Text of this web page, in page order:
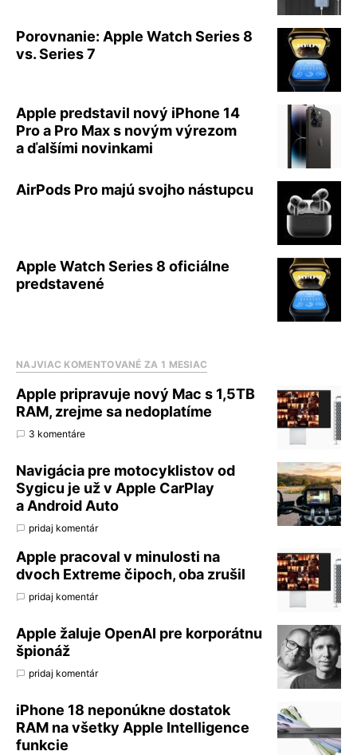
Porovnanie: Apple Watch Series 8
vs. Series 7
Apple predstavil nový iPhone 14
Pro a Pro Max s novým výrezom
a ďalšími novinkami
AirPods Pro majú svojho nástupcu
Apple Watch Series 8 oficiálne
predstavené
NAJVIAC KOMENTOVANÉ ZA 1 MESIAC
Apple pripravuje nový Mac s 1,5TB
RAM, zrejme sa nedoplatíme
3 komentáre
Navigácia pre motocyklistov od
Sygicu je už v Apple CarPlay
a Android Auto
pridaj komentár
Apple pracoval v minulosti na
dvoch Extreme čipoch, oba zrušil
pridaj komentár
Apple žaluje OpenAI pre korporátnu
špionáž
pridaj komentár
iPhone 18 neponúkne dostatok
RAM na všetky Apple Intelligence
funkcie